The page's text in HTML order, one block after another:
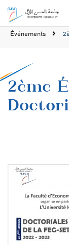
Événements
2ème